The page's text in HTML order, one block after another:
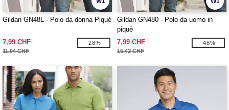
Gildan GN48L - Polo da donna Piqué
7,99 CHF
11,04 CHF
-28%
Gildan GN480 - Polo da uomo in
piqué
7,99 CHF
15,42 CHF
-48%